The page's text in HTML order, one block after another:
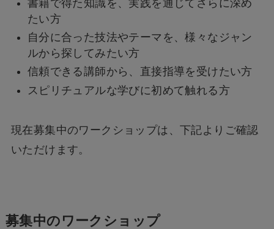
書籍で得た知識を、実践を通じてさらに深め
たい方
自分に合った技法やテーマを、様々なジャン
ルから探してみたい方
信頼できる講師から、直接指導を受けたい方
スピリチュアルな学びに初めて触れる方
現在募集中のワークショップは、下記よりご確認
いただけます。
募集中のワークショップ